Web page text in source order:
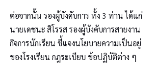
ต่อจากนั้น รองผู้บังคับการ ทั้ง 3 ท่าน ได้แก่
นายเดชนะ สิโรรส รองผู้บังคับการสายงาน
กิจการนักเรียน ชี้แจงนโยบายความเป็นอยู่
ของโรงเรียน กฎระเบียบ ข้อปฏิบัติต่าง ๆ